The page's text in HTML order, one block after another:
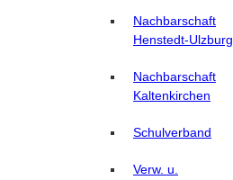
Nachbarschaft
Henstedt-Ulzburg
Nachbarschaft
Kaltenkirchen
Schulverband
Verw. u.